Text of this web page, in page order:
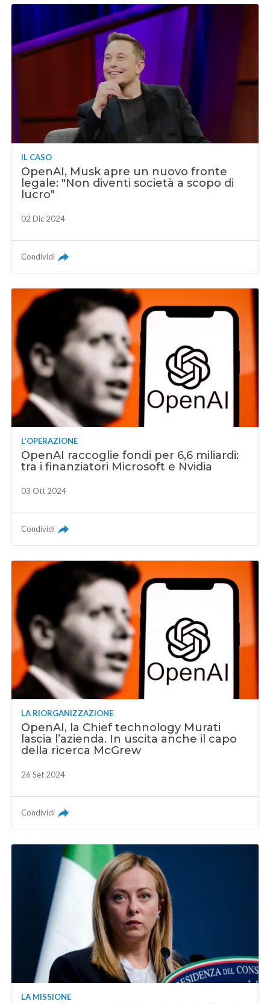
IL CASO
OpenAI, Musk apre un nuovo fronte
legale: "Non diventi società a scopo di
lucro"
02 Dic 2024
Condividi
L'OPERAZIONE
OpenAI raccoglie fondi per 6,6 miliardi:
tra i finanziatori Microsoft e Nvidia
03 Ott 2024
Condividi
LA RIORGANIZZAZIONE
OpenAI, la Chief technology Murati
lascia l’azienda. In uscita anche il capo
della ricerca McGrew
26 Set 2024
Condividi
LA MISSIONE